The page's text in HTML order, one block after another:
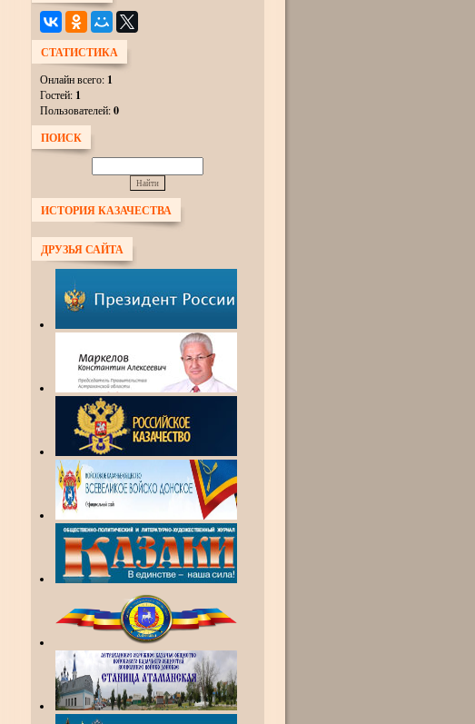
СТАТИСТИКА
Онлайн всего: 1
Гостей: 1
Пользователей:0
ПОИСК
ИСТОРИЯ КАЗАЧЕСТВА
ДРУЗЬЯ САЙТА